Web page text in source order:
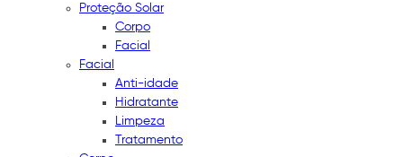
Proteção Solar
Corpo
Facial
Facial
Anti-idade
Hidratante
Limpeza
Tratamento